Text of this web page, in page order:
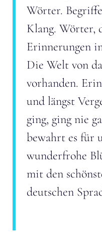
Wörter.
Klang. Wörter,
Erinnerungen
Die Welt von
vorhanden.
und längst
ging, ging nie
bewahrt es für
wunderfrohe
mit den
deutschen